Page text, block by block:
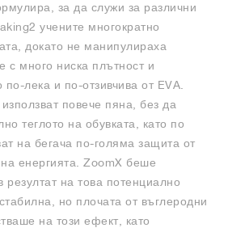
за да служи за различни
учените многократно
докато не манипулираха
с много ниска плътност и
лека и по-отзивчива от EVA.
повече пяна, без да
теглото на обувката, като по
на бегача по-голяма защита от
енергията. ZoomX беше
резултат на това потенциално
но плочата от въглеродни
на този ефект, като